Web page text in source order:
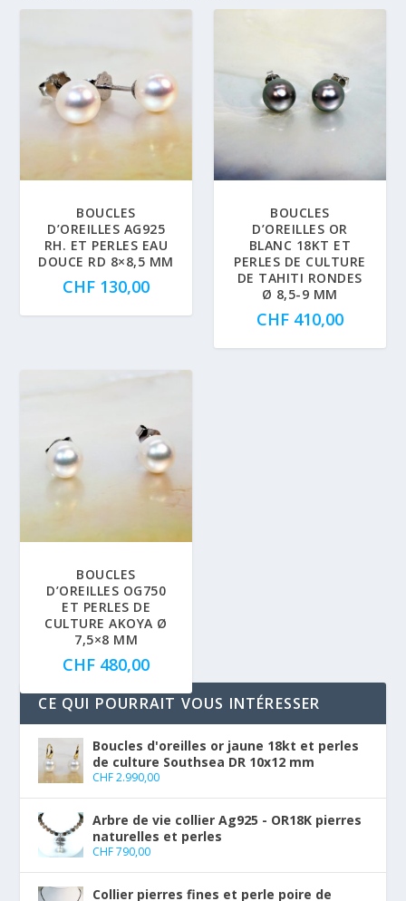
BOUCLES
D’OREILLES AG925
RH. ET PERLES EAU
DOUCE RD 8×8,5 MM
CHF 130,00
BOUCLES
D’OREILLES OR
BLANC 18KT ET
PERLES DE CULTURE
DE TAHITI RONDES
Ø 8,5-9 MM
CHF410,00
BOUCLES
D’OREILLES OG750
ET PERLES DE
CULTURE AKOYA Ø
7,5×8 MM
CHF 480,00
CE QUI POURRAIT VOUS INTÉRESSER
Boucles d'oreilles or jaune 18kt et perles
de culture Southsea DR 10x12 mm
CHF2.990,00
Arbre de vie collier Ag925 - OR18K pierres
naturelles et perles
CHF790,00
Collier pierres fines et perle poire de